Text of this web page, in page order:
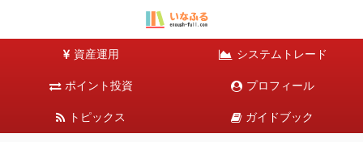
資産運用 システムトレード
ポイント投資 プロフィール
トピックス ガイドブック